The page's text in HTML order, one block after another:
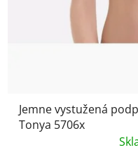
Jemne vystužená
Tonya 5706x